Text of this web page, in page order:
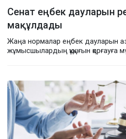
Сенат еңбек дауларын
мақұлдады
Жаңа нормалар еңбек дауларын
жұмысшылардың құқығын қорғауға